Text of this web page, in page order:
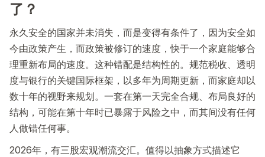
了？
永久安全的国家并未消失，而是变得有条件了，因为安全如
今由政策产生，而政策被修订的速度，快于一个家庭能够合
理重新布局的速度。这种错配是结构性的。规范税收、透明
度与银行的关键国际框架，以多年为周期更新，而家庭却以
数十年的视野来规划。一套在第一天完全合规、布局良好的
结构，可能在第十年时已暴露于风险之中，而其间没有任何
人做错任何事。
2026年，有三股宏观潮流交汇。值得以抽象方式描述它